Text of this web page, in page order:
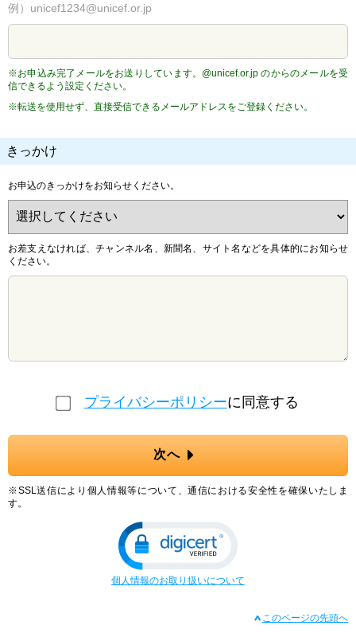
例）unicef1234@unicef.or.jp
※お申込み完了メールをお送りしています。@unicef.or.jp のからのメールを受
信できるよう設定ください。
※転送を使用せず、直接受信できるメールアドレスをご登録ください。
きっかけ
お申込のきっかけをお知らせください。
お差支えなければ、チャンネル名、新聞名、サイト名などを具体的にお知らせ
ください。
プライバシーポリシーに同意する
次へ
※SSL送信により個人情報等について、通信における安全性を確保いたしま
す。
個人情報のお取り扱いについて
このページの先頭へ